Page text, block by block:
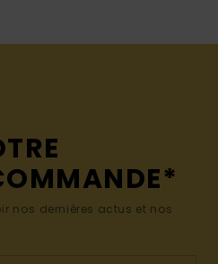
nos dernières actus et nos